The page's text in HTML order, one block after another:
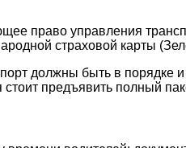
право управления
страховой карты
должны быть в порядке
предъявить полный